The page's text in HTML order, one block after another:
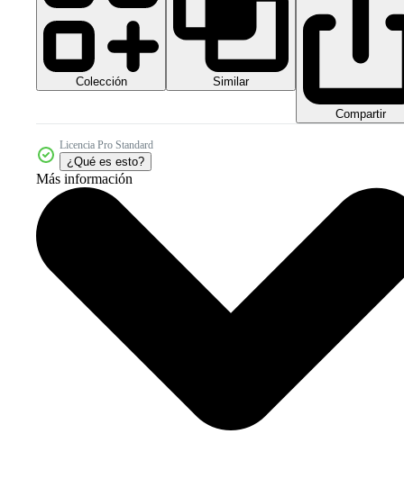
Colección Similar
Compartir
Licencia Pro Standard
¿Qué es esto?
Más información